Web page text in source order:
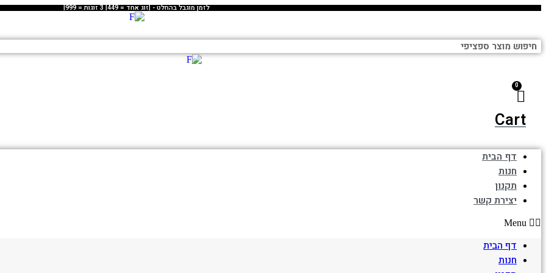
לזמן מוגבל בהחלט - |זוג אחד = 449| 3 זוגות = 999|
Cart
דף הבית
חנות
תקנון
יצירת קשר
Menu
דף הבית
חנות